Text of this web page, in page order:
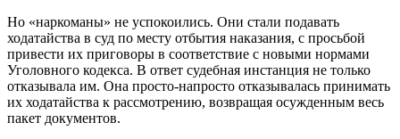
Но «наркоманы» не успокоились. Они стали подавать
ходатайства в суд по месту отбытия наказания, с просьбой
привести их приговоры в соответствие с новыми нормами
Уголовного кодекса. В ответ судебная инстанция не только
отказывала им. Она просто-напросто отказывалась принимать
их ходатайства к рассмотрению, возвращая осужденным весь
пакет документов.